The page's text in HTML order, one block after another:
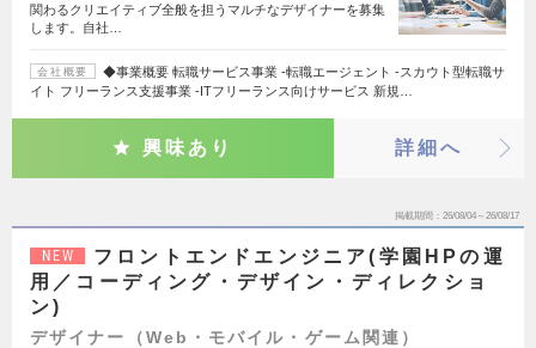
関わるクリエイティブ全般を担うマルチなデザイナーを募集
します。自社…
会社概要
◆事業概要 転職サービス事業 -転職エージェント -スカウト型転職サ
イト フリーランス支援事業 -ITフリーランス向けサービス 新規…
興味あり 詳細へ
掲載期間 26/08/04～26/08/17
NEW
フロントエンドエンジニア(学園HPの運
用／コーディング・デザイン・ディレクショ
ン)
デザイナー（Web・モバイル・ゲーム関連）